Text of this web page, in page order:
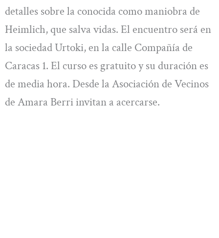
detalles sobre la conocida como maniobra de
Heimlich, que salva vidas. El encuentro será en
la sociedad Urtoki, en la calle Compañía de
Caracas 1. El curso es gratuito y su duración es
de media hora. Desde la Asociación de Vecinos
de Amara Berri invitan a acercarse.